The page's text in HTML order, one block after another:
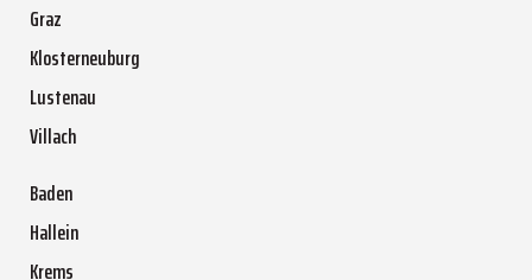
Graz
Klosterneuburg
Lustenau
Villach
Baden
Hallein
Krems